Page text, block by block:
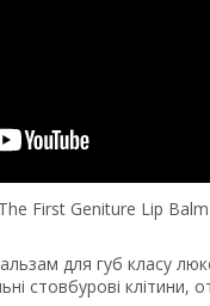
First Geniture Lip
для губ класу
стовбурові клітини,